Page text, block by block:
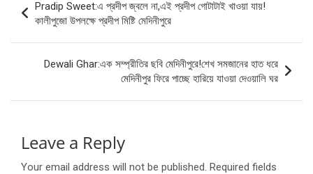
navigation
Pradip Sweet:এ প্রদীপ জ্বলে না,এই প্রদীপ গোটাটাই খাওয়া যায়!
কালীপুজো উপলক্ষে প্রদীপ মিষ্টি মেদিনীপুরে
Dewali Ghar:এক সম্প্রীতির ছবি মেদিনীপুরে!শেখ সমজানের হাত ধরে
মেদিনীপুর ফিরে পাচ্ছে হারিয়ে যাওয়া দেওয়ালি ঘর
Leave a Reply
Your email address will not be published. Required fields